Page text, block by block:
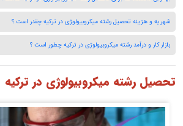
شهریه و هزینه تحصیل رشته میکروبیولوژی در ترکیه چقدر است ؟
بازار کار و درآمد رشته میکروبیولوژی در ترکیه چطور است ؟
تحصیل رشته میکروبیولوژی در ترکیه